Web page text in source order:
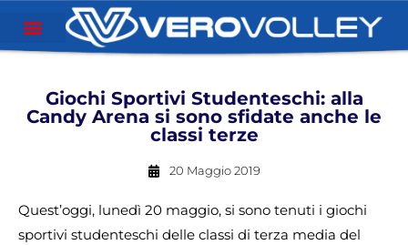
Giochi Sportivi Studenteschi: alla
Candy Arena si sono sfidate anche le
classi terze
20 Maggio 2019
Quest’oggi, lunedì 20 maggio, si sono tenuti i giochi
sportivi studenteschi delle classi di terza media del